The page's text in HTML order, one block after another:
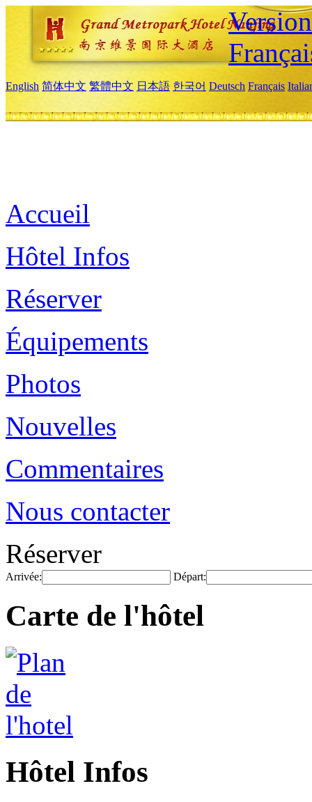
English 简体中文 繁體中文 日本語 한국어 Deutsch Français
Accueil
Hôtel Infos
Réserver
Équipements
Photos
Nouvelles
Commentaires
Nous contacter
Réserver
Arrivée: Départ:
Carte de l'hôtel
Hôtel Infos